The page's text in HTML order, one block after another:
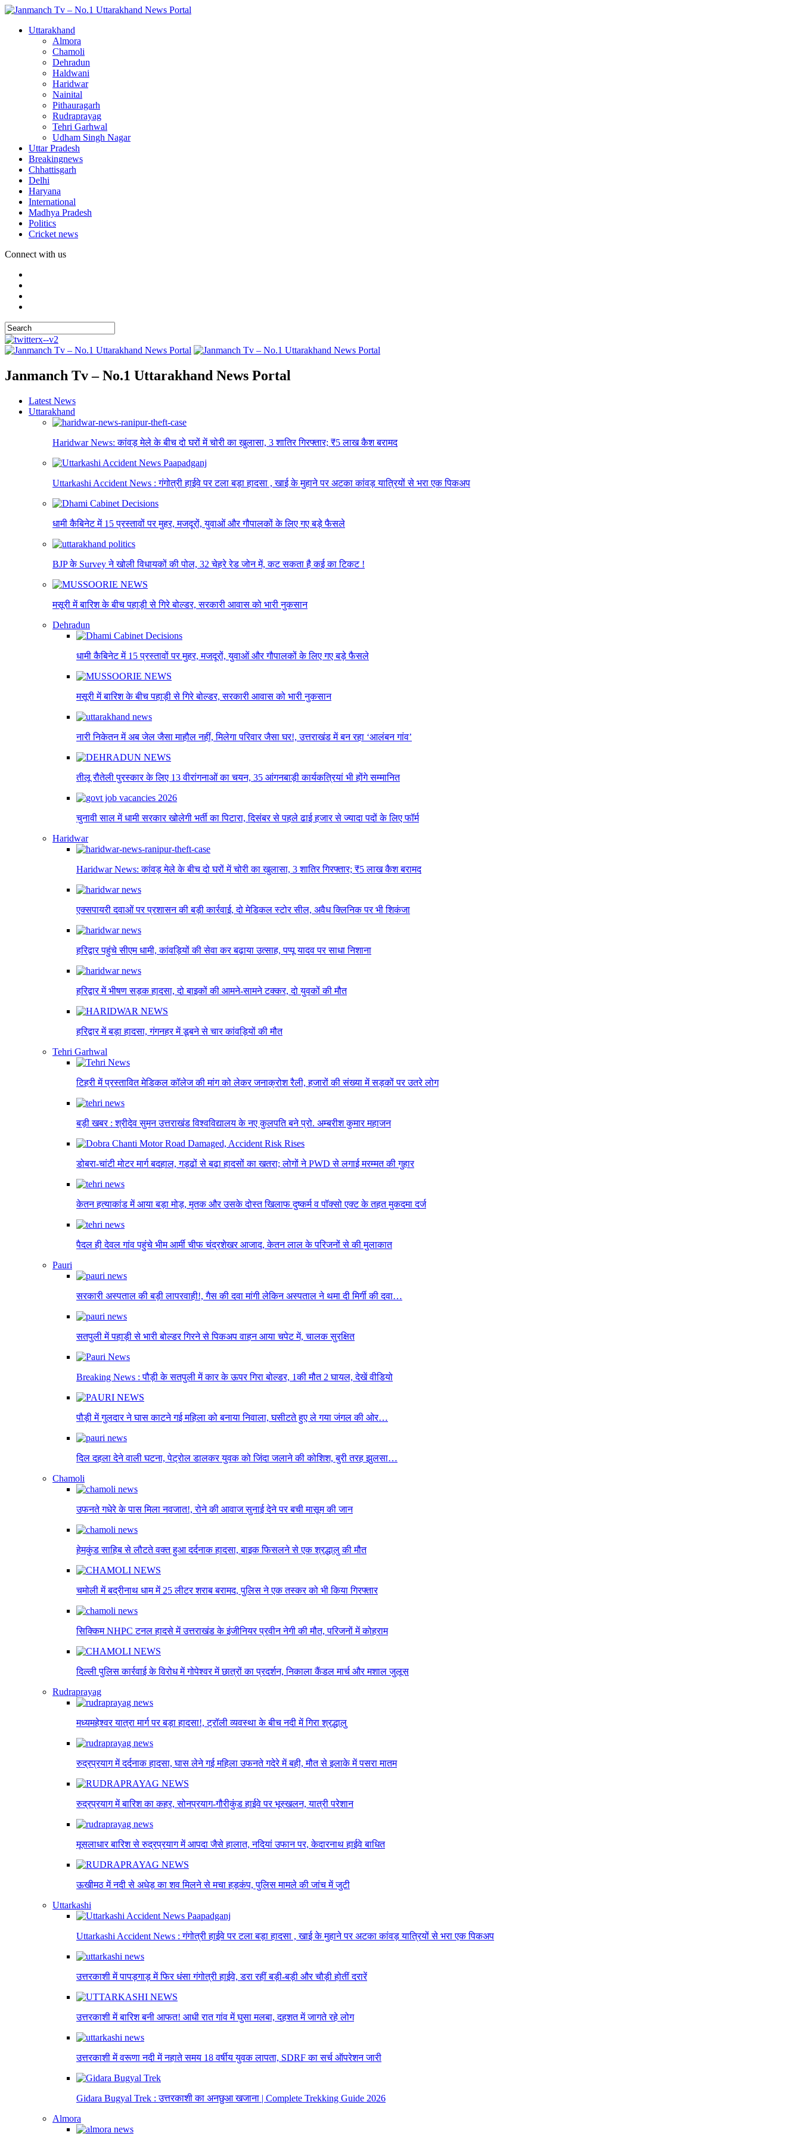
Uttarakhand
Almora
Chamoli
Dehradun
Haldwani
Haridwar
Nainital
Pithauragarh
Rudraprayag
Tehri Garhwal
Udham Singh Nagar
Uttar Pradesh
Breakingnews
Chhattisgarh
Delhi
Haryana
International
Madhya Pradesh
Politics
Cricket news
Connect with us
Janmanch Tv – No.1 Uttarakhand News Portal
Latest News
Uttarakhand
Haridwar News: कांवड़ मेले के बीच दो घरों में चोरी का खुलासा, 3 शातिर गिरफ्तार; ₹5 लाख कैश बरामद
Uttarkashi Accident News : गंगोत्री हाईवे पर टला बड़ा हादसा , खाई के मुहाने पर अटका कांवड़ यात्रियों से भरा एक पिकअप
धामी कैबिनेट में 15 प्रस्तावों पर मुहर, मजदूरों, युवाओं और गौपालकों के लिए गए बड़े फैसले
BJP के Survey ने खोली विधायकों की पोल, 32 चेहरे रेड जोन में, कट सकता है कई का टिकट !
मसूरी में बारिश के बीच पहाड़ी से गिरे बोल्डर, सरकारी आवास को भारी नुकसान
Dehradun
धामी कैबिनेट में 15 प्रस्तावों पर मुहर, मजदूरों, युवाओं और गौपालकों के लिए गए बड़े फैसले
मसूरी में बारिश के बीच पहाड़ी से गिरे बोल्डर, सरकारी आवास को भारी नुकसान
नारी निकेतन में अब जेल जैसा माहौल नहीं, मिलेगा परिवार जैसा घर!, उत्तराखंड में बन रहा ‘आलंबन गांव’
तीलू रौतेली पुरस्कार के लिए 13 वीरांगनाओं का चयन, 35 आंगनबाड़ी कार्यकत्रियां भी होंगे सम्मानित
चुनावी साल में धामी सरकार खोलेगी भर्ती का पिटारा, दिसंबर से पहले ढाई हजार से ज्यादा पदों के लिए फॉर्म
Haridwar
Haridwar News: कांवड़ मेले के बीच दो घरों में चोरी का खुलासा, 3 शातिर गिरफ्तार; ₹5 लाख कैश बरामद
एक्सपायरी दवाओं पर प्रशासन की बड़ी कार्रवाई, दो मेडिकल स्टोर सील, अवैध क्लिनिक पर भी शिकंजा
हरिद्वार पहुंचे सीएम धामी, कांवड़ियों की सेवा कर बढ़ाया उत्साह, पप्पू यादव पर साधा निशाना
हरिद्वार में भीषण सड़क हादसा, दो बाइकों की आमने-सामने टक्कर, दो युवकों की मौत
हरिद्वार में बड़ा हादसा, गंगनहर में डूबने से चार कांवड़ियों की मौत
Tehri Garhwal
टिहरी में प्रस्तावित मेडिकल कॉलेज की मांग को लेकर जनाक्रोश रैली, हजारों की संख्या में सड़कों पर उतरे लोग
बड़ी खबर : श्रीदेव सुमन उत्तराखंड विश्वविद्यालय के नए कुलपति बने प्रो. अम्बरीश कुमार महाजन
डोबरा-चांटी मोटर मार्ग बदहाल, गड्ढों से बढ़ा हादसों का खतरा; लोगों ने PWD से लगाई मरम्मत की गुहार
केतन हत्याकांड में आया बड़ा मोड़, मृतक और उसके दोस्त खिलाफ दुष्कर्म व पॉक्सो एक्ट के तहत मुकदमा दर्ज
पैदल ही देवल गांव पहुंचे भीम आर्मी चीफ चंद्रशेखर आजाद, केतन लाल के परिजनों से की मुलाकात
Pauri
सरकारी अस्पताल की बड़ी लापरवाही!, गैस की दवा मांगी लेकिन अस्पताल ने थमा दी मिर्गी की दवा…
सतपुली में पहाड़ी से भारी बोल्डर गिरने से पिकअप वाहन आया चपेट में, चालक सुरक्षित
Breaking News : पौड़ी के सतपुली में कार के ऊपर गिरा बोल्डर, 1की मौत 2 घायल, देखें वीडियो
पौड़ी में गुलदार ने घास काटने गई महिला को बनाया निवाला, घसीटते हुए ले गया जंगल की ओर…
दिल दहला देने वाली घटना, पेट्रोल डालकर युवक को जिंदा जलाने की कोशिश, बुरी तरह झुलसा…
Chamoli
उफनते गधेरे के पास मिला नवजात!, रोने की आवाज सुनाई देने पर बची मासूम की जान
हेमकुंड साहिब से लौटते वक्त हुआ दर्दनाक हादसा, बाइक फिसलने से एक श्रद्धालु की मौत
चमोली में बद्रीनाथ धाम में 25 लीटर शराब बरामद, पुलिस ने एक तस्कर को भी किया गिरफ्तार
सिक्किम NHPC टनल हादसे में उत्तराखंड के इंजीनियर प्रवीन नेगी की मौत, परिजनों में कोहराम
दिल्ली पुलिस कार्रवाई के विरोध में गोपेश्वर में छात्रों का प्रदर्शन, निकाला कैंडल मार्च और मशाल जुलूस
Rudraprayag
मध्यमहेश्वर यात्रा मार्ग पर बड़ा हादसा!, ट्रॉली व्यवस्था के बीच नदी में गिरा श्रद्धालु
रुद्रप्रयाग में दर्दनाक हादसा, घास लेने गई महिला उफनते गदेरे में बही, मौत से इलाके में पसरा मातम
रुद्रप्रयाग में बारिश का कहर, सोनप्रयाग-गौरीकुंड हाईवे पर भूस्खलन, यात्री परेशान
मूसलाधार बारिश से रुद्रप्रयाग में आपदा जैसे हालात, नदियां उफान पर, केदारनाथ हाईवे बाधित
ऊखीमठ में नदी से अधेड़ का शव मिलने से मचा हड़कंप, पुलिस मामले की जांच में जुटी
Uttarkashi
Uttarkashi Accident News : गंगोत्री हाईवे पर टला बड़ा हादसा , खाई के मुहाने पर अटका कांवड़ यात्रियों से भरा एक पिकअप
उत्तरकाशी में पापड़गाड़ में फिर धंसा गंगोत्री हाईवे, डरा रहीं बड़ी-बड़ी और चौड़ी होतीं दरारें
उत्तरकाशी में बारिश बनी आफत! आधी रात गांव में घुसा मलबा, दहशत में जागते रहे लोग
उत्तरकाशी में वरूणा नदी में नहाते समय 18 वर्षीय युवक लापता, SDRF का सर्च ऑपरेशन जारी
Gidara Bugyal Trek : उत्तरकाशी का अनछुआ खजाना | Complete Trekking Guide 2026
Almora